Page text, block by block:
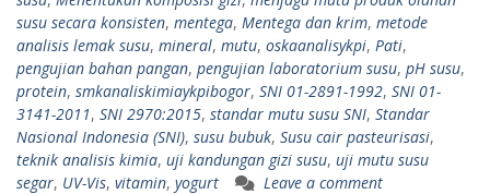
susu secara konsisten, mentega, Mentega dan krim, metode
analisis lemak susu, mineral, mutu, oskaanalisykpi, Pati,
pengujian bahan pangan, pengujian laboratorium susu, pH susu,
protein, smkanaliskimiaykpibogor, SNI 01-2891-1992, SNI 01-
3141-2011, SNI 2970:2015, standar mutu susu SNI, Standar
Nasional Indonesia (SNI), susu bubuk, Susu cair pasteurisasi,
teknik analisis kimia, uji kandungan gizi susu, uji mutu susu
segar, UV-Vis, vitamin, yogurt Leave a comment